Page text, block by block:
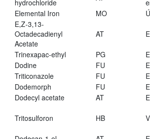
hydrochloride
Elemental Iron
MO
E,Z-3,13-
Octadecadienyl
Acetate
AT
Trinexapac-ethyl PG
Dodine
FU
Triticonazole
FU
Dodemorph
FU
Dodecyl acetate
AT
Tritosulforon HB